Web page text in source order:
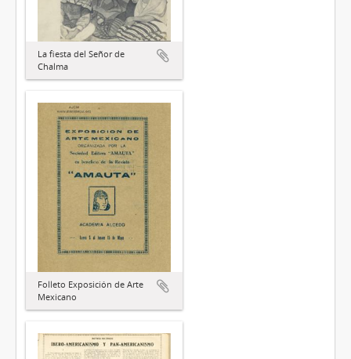
La fiesta del Señor de
Chalma
Folleto Exposición de Arte
Mexicano